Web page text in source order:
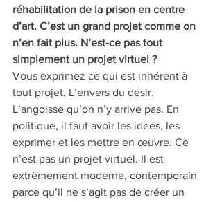
réhabilitation de la prison en centre
d’art. C’est un grand projet comme on
n’en fait plus. N’est-ce pas tout
simplement un projet virtuel ?
Vous exprimez ce qui est inhérent à
tout projet. L’envers du désir.
L’angoisse qu’on n’y arrive pas. En
politique, il faut avoir les idées, les
exprimer et les mettre en œuvre. Ce
n’est pas un projet virtuel. Il est
extrêmement moderne, contemporain
parce qu’il ne s’agit pas de créer un